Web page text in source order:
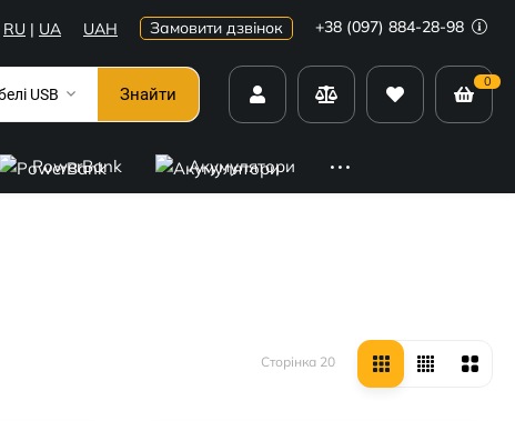
RU | UA UAH Замовити дзвінок +38 (097) 884-28-98
USB Знайти
0
PowerBank Акумулятори
Сторінка 20